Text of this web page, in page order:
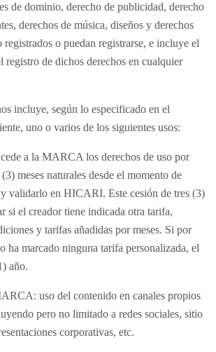
de dominio, derecho de publicidad, derecho
derechos de música, diseños y derechos
registrados o puedan registrarse, e incluye el
registro de dichos derechos en cualquier
incluye, según lo especificado en el
uno o varios de los siguientes usos:
a la MARCA los derechos de uso por
meses naturales desde el momento de
validarlo en HICARI. Este cesión de tres (3)
si el creador tiene indicada otra tarifa,
y tarifas añadidas por meses. Si por
ha marcado ninguna tarifa personalizada, el
año.
uso del contenido en canales propios
pero no limitado a redes sociales, sitio
corporativas, etc.